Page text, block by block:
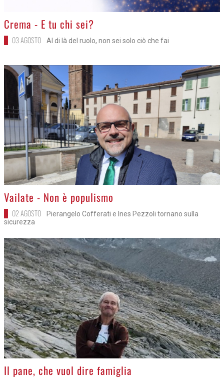
>
Crema - E tu chi sei?
03 AGOSTO Al di là del ruolo, non sei solo ciò che fai
>
Vailate - Non è populismo
02 AGOSTO
Pierangelo Cofferati e Ines Pezzoli tornano sulla
sicurezza
>
Il pane, che vuol dire famiglia